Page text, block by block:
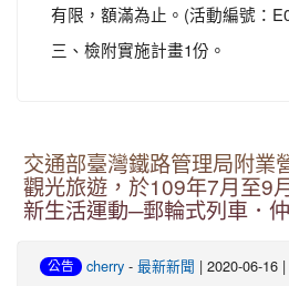
有限，額滿為止。(活動編號：
三、檢附實施計畫1份。
交通部臺灣鐵路管理局附業
觀光旅遊，於109年7月至9
新生活運動─郵輪式列車．仲
公告 cherry - 最新新聞 | 2020-06-16